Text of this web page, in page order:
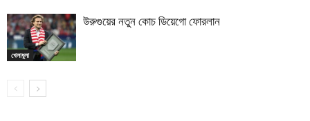
খেলাধুলা
উরুগুয়ের নতুন কোচ ডিয়েগো ফোরলান